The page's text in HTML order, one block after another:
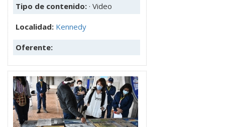
Tipo de contenido: · Video
Localidad: Kennedy
Oferente: